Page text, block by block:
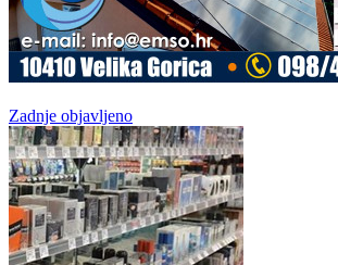
Zadnje objavljeno